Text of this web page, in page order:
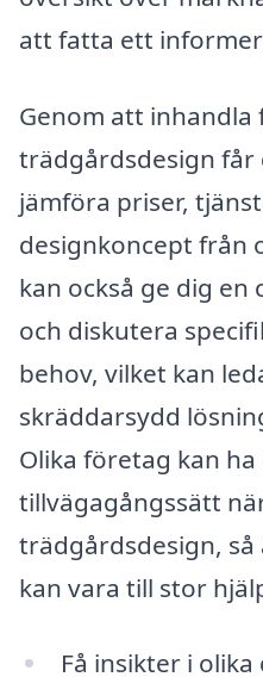
att fatta ett
Genom att
trädgårdsdesign
jämföra priser,
designkoncept från
kan också ge dig
och diskutera
behov, vilket kan
skräddarsydd
Olika företag kan
tillvägagångssätt
trädgårdsdesign,
kan vara till stor
Få insikter i